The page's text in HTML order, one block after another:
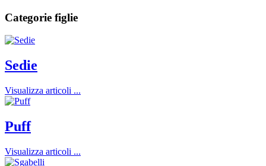
Categorie figlie
Sedie
Visualizza articoli ...
Puff
Visualizza articoli ...